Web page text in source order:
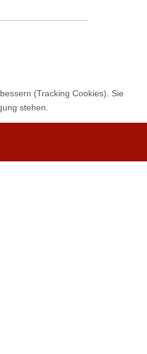
(Tracking Cookies). Sie
stehen.